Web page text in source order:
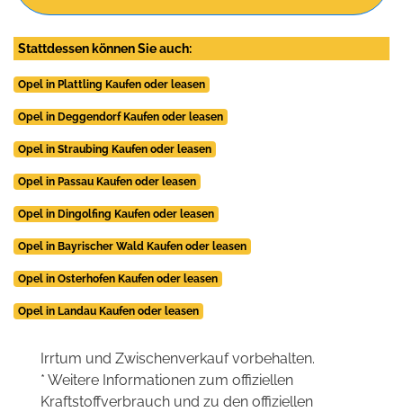
Stattdessen können Sie auch:
Opel in Plattling Kaufen oder leasen
Opel in Deggendorf Kaufen oder leasen
Opel in Straubing Kaufen oder leasen
Opel in Passau Kaufen oder leasen
Opel in Dingolfing Kaufen oder leasen
Opel in Bayrischer Wald Kaufen oder leasen
Opel in Osterhofen Kaufen oder leasen
Opel in Landau Kaufen oder leasen
Irrtum und Zwischenverkauf vorbehalten.
* Weitere Informationen zum offiziellen
Kraftstoffverbrauch und zu den offiziellen